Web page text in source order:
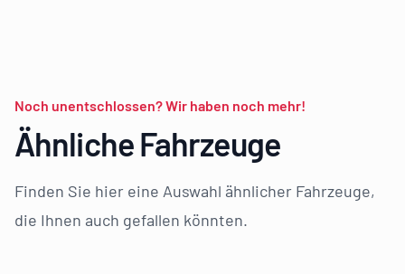
Noch unentschlossen? Wir haben noch mehr!
Ähnliche Fahrzeuge
Finden Sie hier eine Auswahl ähnlicher Fahrzeuge,
die Ihnen auch gefallen könnten.